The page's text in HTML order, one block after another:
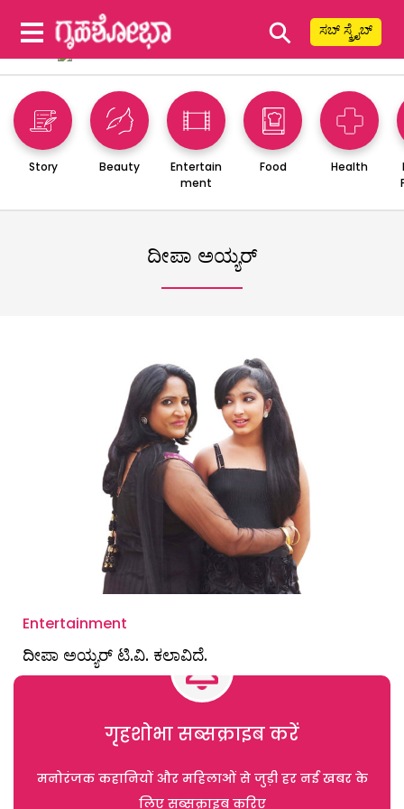
⚲ ಸಬ್ ಸ್ಕ್ರೈಬ್
Story Beauty
Entertain
ment
Food Health
ದೀಪಾ ಅಯ್ಯರ್
Entertainment
ದೀಪಾ ಅಯ್ಯರ್ ಟಿ.ವಿ. ಕಲಾವಿದೆ.
गृहशोभा सब्सक्राइब करें
मनोरंजक कहानियों और महिलाओं से जुड़ी हर नई खबर के
लिए सब्सक्राइब करिए